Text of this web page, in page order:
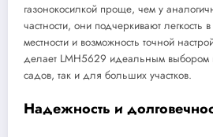
газонокосилкой проще, чем у
частности, они подчеркивают легкость
местности и возможность точной
делает LMH5629 идеальным
садов, так и для больших участков.
Надежность и